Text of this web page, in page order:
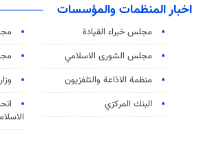
اخبار المنظمات والمؤسسات
مجلس خبراء القيادة
مجلس الشورى الاسلامي
منظمة الاذاعة والتلفزیون
البنك المركزي